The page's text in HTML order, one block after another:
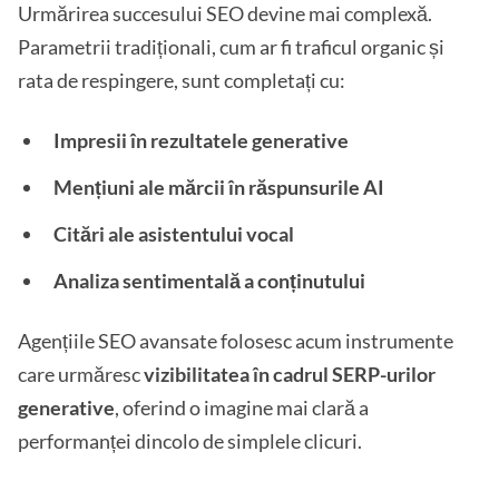
Urmărirea succesului SEO devine mai complexă.
Parametrii tradiționali, cum ar fi traficul organic și
rata de respingere, sunt completați cu:
Impresii în rezultatele generative
Mențiuni ale mărcii în răspunsurile AI
Citări ale asistentului vocal
Analiza sentimentală a conținutului
Agențiile SEO avansate folosesc acum instrumente
care urmărescvizibilitatea în cadrul SERP-urilor
generative, oferind o imagine mai clară a
performanței dincolo de simplele clicuri.